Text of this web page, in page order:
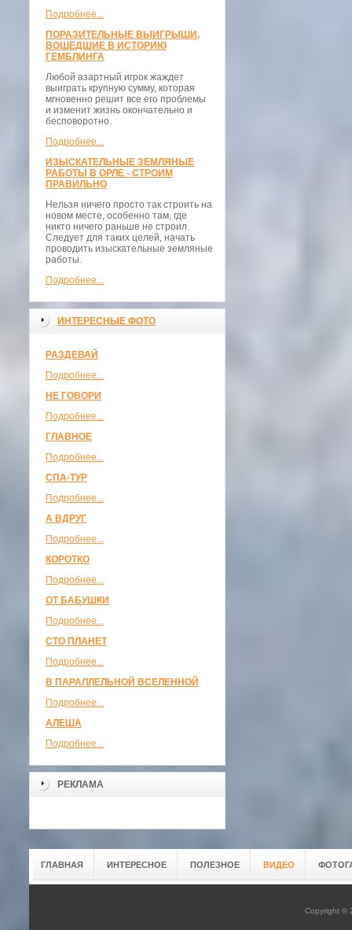
Подробнее...
ПОРАЗИТЕЛЬНЫЕ ВЫИГРЫШИ,
ВОШЕДШИЕ В ИСТОРИЮ
ГЕМБЛИНГА
Любой азартный игрок жаждет
выиграть крупную сумму, которая
мгновенно решит все его проблемы
и изменит жизнь окончательно и
бесповоротно.
Подробнее...
ИЗЫСКАТЕЛЬНЫЕ ЗЕМЛЯНЫЕ
РАБОТЫ В ОРЛЕ - СТРОИМ
ПРАВИЛЬНО
Нельзя ничего просто так строить на
новом месте, особенно там, где
никто ничего раньше не строил.
Следует для таких целей, начать
проводить изыскательные земляные
работы.
Подробнее...
ИНТЕРЕСНЫЕ ФОТО
РАЗДЕВАЙ
Подробнее...
НЕ ГОВОРИ
Подробнее...
ГЛАВНОЕ
Подробнее...
СПА-ТУР
Подробнее...
А ВДРУГ
Подробнее...
КОРОТКО
Подробнее...
ОТ БАБУШКИ
Подробнее...
СТО ПЛАНЕТ
Подробнее...
В ПАРАЛЛЕЛЬНОЙ ВСЕЛЕННОЙ
Подробнее...
АЛЕША
Подробнее...
РЕКЛАМА
ГЛАВНАЯ ИНТЕРЕСНОЕ ПОЛЕЗНОЕ ВИДЕО
Copyright ©